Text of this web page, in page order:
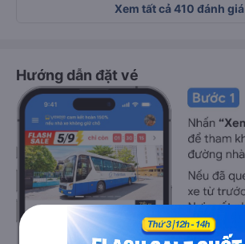
Xem tất cả 410 đánh giá
Hướng dẫn đặt vé